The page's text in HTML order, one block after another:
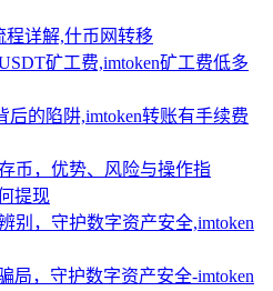
程详解,什币网转移
矿工费,imtoken矿工费低多
后的陷阱,imtoken转账有手续费
币，优势、风险与操作指
提现
别，守护数字资产安全,imtoken
局，守护数字资产安全-imtoken